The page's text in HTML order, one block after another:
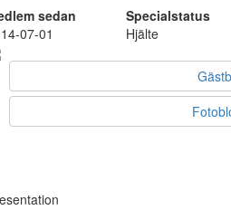
sedan
Specialstatus
07-01
Hjälte